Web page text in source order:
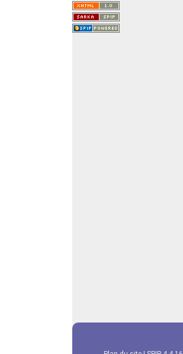
Saint-Nom.
Veuillez consulter le message du
service ci-dessous.
(401 - Invalid API key. Please see
https://openweathermap.org/faq#error401